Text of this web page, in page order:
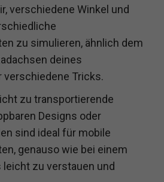
verschiedene Winkel und
zu simulieren, ähnlich dem
deines
verschiedene Tricks.
zu transportierende
Designs oder
sind ideal für mobile
genauso wie bei einem
leicht zu verstauen und